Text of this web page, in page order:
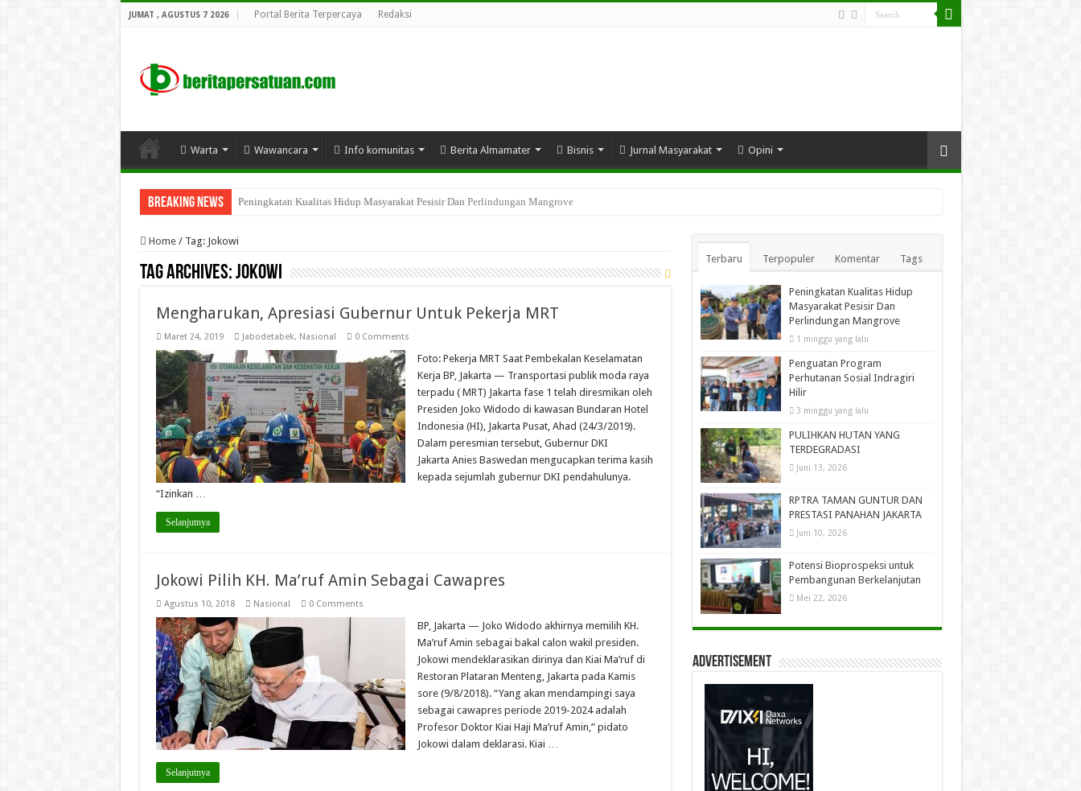
JUMAT , AGUSTUS 7 2026 Portal Berita Terpercaya Redaksi
Warta Wawancara Info komunitas Berita Almamater Bisnis Jurnal Masyarakat Opini
Breaking News Penguatan Program Perhutanan Sosial Indragiri Hilir
Home / Tag: Jokowi
Tag Archives:Jokowi
Mengharukan, Apresiasi Gubernur Untuk Pekerja MRT
Maret 24, 2019 Jabodetabek, Nasional 0 Comments
Foto: Pekerja MRT Saat Pembekalan Keselamatan
Kerja BP, Jakarta — Transportasi publik moda raya
terpadu ( MRT) Jakarta fase 1 telah diresmikan oleh
Presiden Joko Widodo di kawasan Bundaran Hotel
Indonesia (HI), Jakarta Pusat, Ahad (24/3/2019).
Dalam peresmian tersebut, Gubernur DKI
Jakarta Anies Baswedan mengucapkan terima kasih
kepada sejumlah gubernur DKI pendahulunya.
“Izinkan …
Selanjutnya
Jokowi Pilih KH. Ma’ruf Amin Sebagai Cawapres
Agustus 10, 2018 Nasional 0 Comments
BP, Jakarta — Joko Widodo akhirnya memilih KH.
Ma’ruf Amin sebagai bakal calon wakil presiden.
Jokowi mendeklarasikan dirinya dan Kiai Ma’ruf di
Restoran Plataran Menteng, Jakarta pada Kamis
sore (9/8/2018). “Yang akan mendampingi saya
sebagai cawapres periode 2019-2024 adalah
Profesor Doktor Kiai Haji Ma’ruf Amin,” pidato
Jokowi dalam deklarasi. Kiai …
Selanjutnya
Terbaru Terpopuler Komentar Tags
Peningkatan Kualitas Hidup
Masyarakat Pesisir Dan
Perlindungan Mangrove
1 minggu yang lalu
Penguatan Program
Perhutanan Sosial Indragiri
Hilir
3 minggu yang lalu
PULIHKAN HUTAN YANG
TERDEGRADASI
Juni 13, 2026
RPTRA TAMAN GUNTUR DAN
PRESTASI PANAHAN JAKARTA
Juni 10, 2026
Potensi Bioprospeksi untuk
Pembangunan Berkelanjutan
Mei 22, 2026
Advertisement